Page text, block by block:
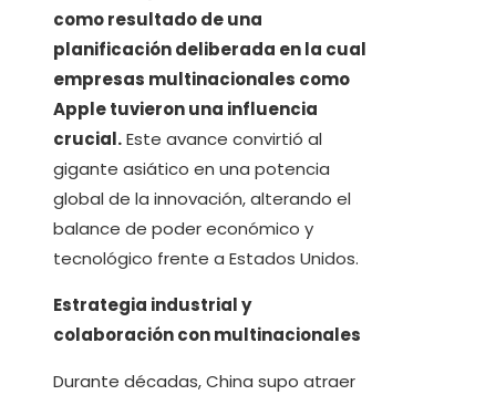
como resultado de una
planificación deliberada en la cual
empresas multinacionales como
Apple tuvieron una influencia
crucial.Este avance convirtió al
gigante asiático en una potencia
global de la innovación, alterando el
balance de poder económico y
tecnológico frente a Estados Unidos.
Estrategia industrial y
colaboración con multinacionales
Durante décadas, China supo atraer